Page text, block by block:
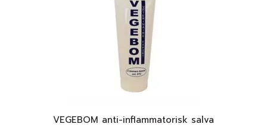
VEGEBOM anti-inflammatorisk salva